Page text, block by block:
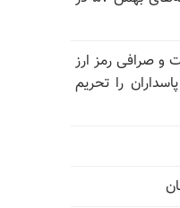
صرافی رمز ارز
را تحریم